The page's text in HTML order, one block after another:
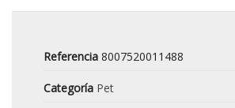
Referencia 8007520011488
Categoría Pet